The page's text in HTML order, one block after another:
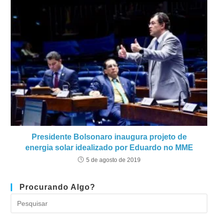
Presidente Bolsonaro inaugura projeto de
energia solar idealizado por Eduardo no MME
5 de agosto de 2019
Procurando Algo?